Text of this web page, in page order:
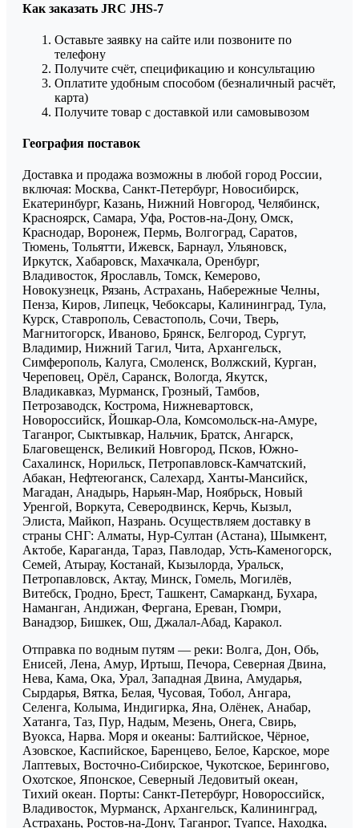
Как заказать JRC JHS-7
Оставьте заявку на сайте или позвоните по
телефону
Получите счёт, спецификацию и консультацию
Оплатите удобным способом (безналичный расчёт,
карта)
Получите товар с доставкой или самовывозом
География поставок
Доставка и продажа возможны в любой город России,
включая: Москва, Санкт-Петербург, Новосибирск,
Екатеринбург, Казань, Нижний Новгород, Челябинск,
Красноярск, Самара, Уфа, Ростов-на-Дону, Омск,
Краснодар, Воронеж, Пермь, Волгоград, Саратов,
Тюмень, Тольятти, Ижевск, Барнаул, Ульяновск,
Иркутск, Хабаровск, Махачкала, Оренбург,
Владивосток, Ярославль, Томск, Кемерово,
Новокузнецк, Рязань, Астрахань, Набережные Челны,
Пенза, Киров, Липецк, Чебоксары, Калининград, Тула,
Курск, Ставрополь, Севастополь, Сочи, Тверь,
Магнитогорск, Иваново, Брянск, Белгород, Сургут,
Владимир, Нижний Тагил, Чита, Архангельск,
Симферополь, Калуга, Смоленск, Волжский, Курган,
Череповец, Орёл, Саранск, Вологда, Якутск,
Владикавказ, Мурманск, Грозный, Тамбов,
Петрозаводск, Кострома, Нижневартовск,
Новороссийск, Йошкар-Ола, Комсомольск-на-Амуре,
Таганрог, Сыктывкар, Нальчик, Братск, Ангарск,
Благовещенск, Великий Новгород, Псков, Южно-
Сахалинск, Норильск, Петропавловск-Камчатский,
Абакан, Нефтеюганск, Салехард, Ханты-Мансийск,
Магадан, Анадырь, Нарьян-Мар, Ноябрьск, Новый
Уренгой, Воркута, Северодвинск, Керчь, Кызыл,
Элиста, Майкоп, Назрань. Осуществляем доставку в
страны СНГ: Алматы, Нур-Султан (Астана), Шымкент,
Актобе, Караганда, Тараз, Павлодар, Усть-Каменогорск,
Семей, Атырау, Костанай, Кызылорда, Уральск,
Петропавловск, Актау, Минск, Гомель, Могилёв,
Витебск, Гродно, Брест, Ташкент, Самарканд, Бухара,
Наманган, Андижан, Фергана, Ереван, Гюмри,
Ванадзор, Бишкек, Ош, Джалал-Абад, Каракол.
Отправка по водным путям — реки: Волга, Дон, Обь,
Енисей, Лена, Амур, Иртыш, Печора, Северная Двина,
Нева, Кама, Ока, Урал, Западная Двина, Амударья,
Сырдарья, Вятка, Белая, Чусовая, Тобол, Ангара,
Селенга, Колыма, Индигирка, Яна, Олёнек, Анабар,
Хатанга, Таз, Пур, Надым, Мезень, Онега, Свирь,
Вуокса, Нарва. Моря и океаны: Балтийское, Чёрное,
Азовское, Каспийское, Баренцево, Белое, Карское, море
Лаптевых, Восточно-Сибирское, Чукотское, Берингово,
Охотское, Японское, Северный Ледовитый океан,
Тихий океан. Порты: Санкт-Петербург, Новороссийск,
Владивосток, Мурманск, Архангельск, Калининград,
Астрахань, Ростов-на-Дону, Таганрог, Туапсе, Находка,